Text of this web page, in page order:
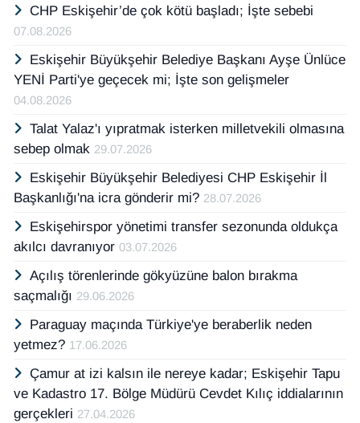
CHP Eskişehir’de çok kötü başladı; İşte sebebi
07.08.2026
Eskişehir Büyükşehir Belediye Başkanı Ayşe Ünlüce
YENİ Parti'ye geçecek mi; İşte son gelişmeler
04.08.2026
Talat Yalaz'ı yıpratmak isterken milletvekili olmasına
sebep olmak 29.07.2026
Eskişehir Büyükşehir Belediyesi CHP Eskişehir İl
Başkanlığı'na icra gönderir mi? 28.07.2026
Eskişehirspor yönetimi transfer sezonunda oldukça
akılcı davranıyor 03.07.2026
Açılış törenlerinde gökyüzüne balon bırakma
saçmalığı 29.06.2026
Paraguay maçında Türkiye'ye beraberlik neden
yetmez? 17.06.2026
Çamur at izi kalsın ile nereye kadar; Eskişehir Tapu
ve Kadastro 17. Bölge Müdürü Cevdet Kılıç iddialarının
gerçekleri 27.04.2026